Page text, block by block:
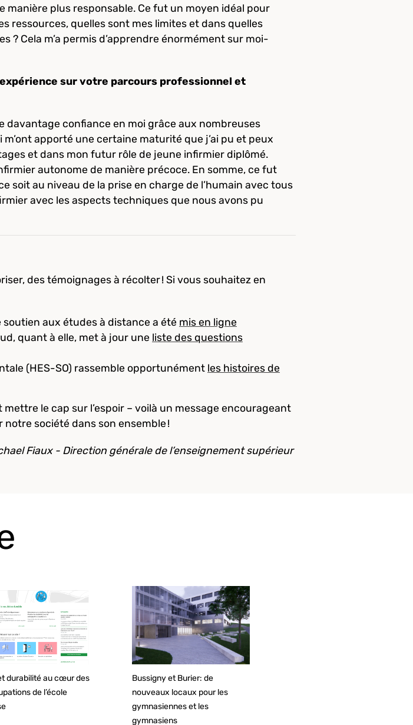
manière plus responsable. Ce fut un moyen idéal pour
ressources, quelles sont mes limites et dans quelles
? Cela m’a permis d’apprendre énormément sur moi-
sur votre parcours professionnel et
davantage confiance en moi grâce aux nombreuses
apporté une certaine maturité que j’ai pu et peux
et dans mon futur rôle de jeune infirmier diplômé.
autonome de manière précoce. En somme, ce fut
soit au niveau de la prise en charge de l’humain avec tous
avec les aspects techniques que nous avons pu
des témoignages à récolter ! Si vous souhaitez en
soutien aux études à distance a été mis en ligne
quant à elle, met à jour une liste des questions
(HES-SO) rassemble opportunément les histoires de
le cap sur l’espoir – voilà un message encourageant
société dans son ensemble !
Fiaux - Direction générale de l’enseignement supérieur
durabilité au cœur des
de l’école
Bussigny et Burier: de
nouveaux locaux pour les
gymnasiennes et les
gymnasiens